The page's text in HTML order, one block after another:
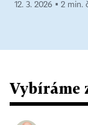
12. 3. 2026 ▪ 2 min.
Vybíráme